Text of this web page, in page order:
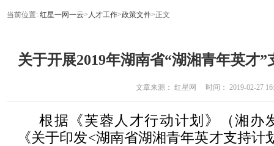
当前位置: 红星一网一云> 人才工作>政策文件>正文
关于开展2019年湖南省“湖湘青年英才
文章来源： 红星网 时间： 2019-02-27
根据《芙蓉人才行动计划》（湘办
《关于印发<湖南省湖湘青年英才支持